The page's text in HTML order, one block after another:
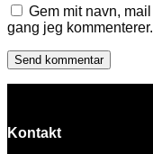
Gem mit navn,
gang jeg kommenterer.
Kontakt